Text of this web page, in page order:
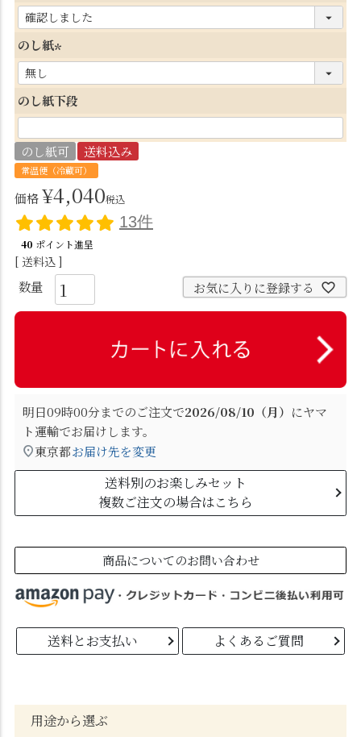
(
必
須
)
のし紙
必
須
のし紙下段
のし紙可 送料込み
常温便（冷蔵可）
価格¥4,040税込
13件
40 ポイント進呈
送料込
お気に入りに登録する
明日09時00分までのご注文で2026/08/10（月） にヤマ
ト運輸でお届けします。
東京都お届け先を変更
送料別のお楽しみセット
複数ご注文の場合はこちら
商品についてのお問い合わせ
送料とお支払い よくあるご質問
用途から選ぶ